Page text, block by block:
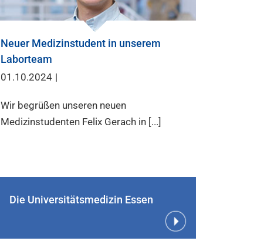
Neuer Medizinstudent in unserem
Laborteam
01.10.2024 |
Wir begrüßen unseren neuen
Medizinstudenten Felix Gerach in [...]
Die Universitätsmedizin Essen